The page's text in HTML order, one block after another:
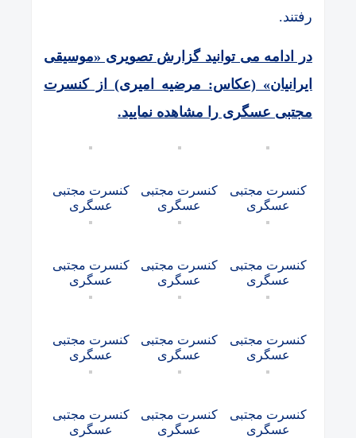
رفتند.
در ادامه می توانید گزارش تصویری «موسیقی
ایرانیان» (عکاس: مرضیه امیری) از کنسرت
مجتبی عسگری را مشاهده نمایید.
کنسرت مجتبی
عسگری
کنسرت مجتبی
عسگری
کنسرت مجتبی
عسگری
کنسرت مجتبی
عسگری
کنسرت مجتبی
عسگری
کنسرت مجتبی
عسگری
کنسرت مجتبی
عسگری
کنسرت مجتبی
عسگری
کنسرت مجتبی
عسگری
کنسرت مجتبی
عسگری
کنسرت مجتبی
عسگری
کنسرت مجتبی
عسگری